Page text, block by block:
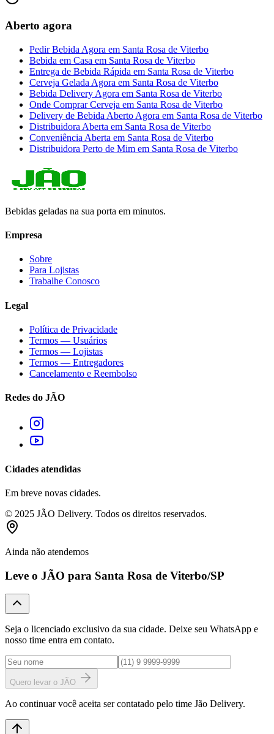
Aberto agora
Pedir Bebida Agora em Santa Rosa de Viterbo
Bebida em Casa em Santa Rosa de Viterbo
Entrega de Bebida Rápida em Santa Rosa de Viterbo
Cerveja Gelada Agora em Santa Rosa de Viterbo
Bebida Delivery Agora em Santa Rosa de Viterbo
Onde Comprar Cerveja em Santa Rosa de Viterbo
Delivery de Bebida Aberto Agora em Santa Rosa de Viterbo
Distribuidora Aberta em Santa Rosa de Viterbo
Conveniência Aberta em Santa Rosa de Viterbo
Distribuidora Perto de Mim em Santa Rosa de Viterbo
Bebidas geladas na sua porta em minutos.
Empresa
Sobre
Para Lojistas
Trabalhe Conosco
Legal
Política de Privacidade
Termos — Usuários
Termos — Lojistas
Termos — Entregadores
Cancelamento e Reembolso
Redes do JÃO
Cidades atendidas
Em breve novas cidades.
© 2025 JÃO Delivery. Todos os direitos reservados.
Ainda não atendemos
Leve o JÃO para Santa Rosa de Viterbo/SP
Seja o licenciado exclusivo da sua cidade. Deixe seu WhatsApp e
nosso time entra em contato.
Quero levar o JÃO
Ao continuar você aceita ser contatado pelo time Jão Delivery.